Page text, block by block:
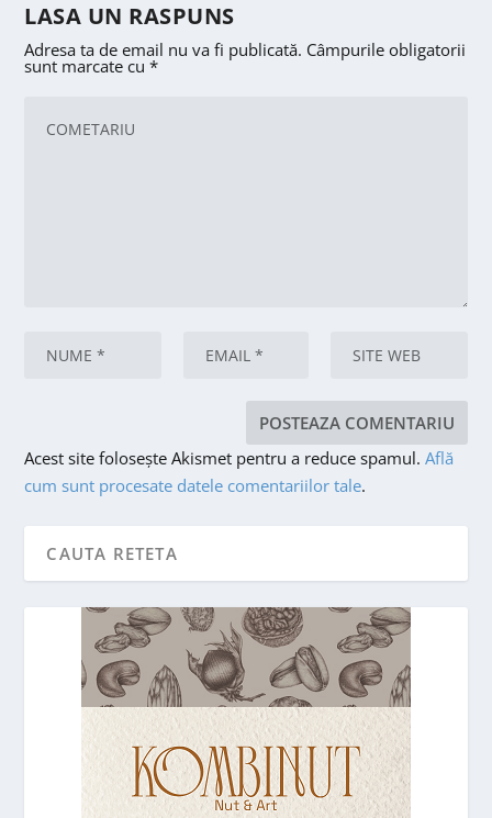
LASA UN RASPUNS
Adresa ta de email nu va fi publicată. Câmpurile obligatorii
sunt marcate cu*
Acest site folosește Akismet pentru a reduce spamul.Află
cum sunt procesate datele comentariilor tale.